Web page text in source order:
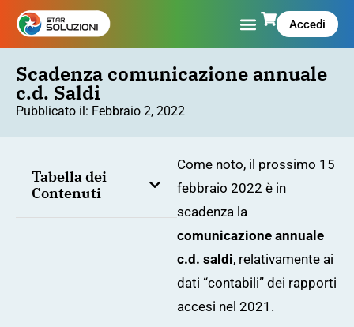
Accedi
Scadenza comunicazione annuale
c.d. Saldi
Pubblicato il: Febbraio 2, 2022
Tabella dei
Contenuti
Come noto, il prossimo 15
febbraio 2022 è in
scadenza la
comunicazione annuale
c.d. saldi, relativamente ai
dati “contabili” dei rapporti
accesi nel 2021.